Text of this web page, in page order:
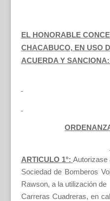
EL HONORABLE
CHACABUCO, EN USO
ACUERDA Y SANCIONA:
ARTICULO 1°: Autorizase
Sociedad de Bomberos
Rawson, a la utilización de
Carreras Cuadreras, en